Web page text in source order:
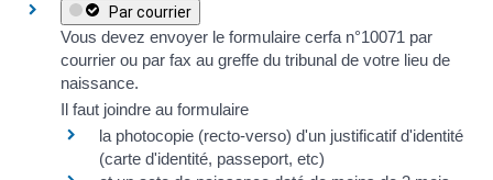
Par courrier
Vous devez envoyer le formulaire cerfa n°10071 par
courrier ou par fax au greffe du tribunal de votre lieu de
naissance.
Il faut joindre au formulaire
la photocopie (recto-verso) d'un justificatif d'identité
(carte d'identité, passeport, etc)